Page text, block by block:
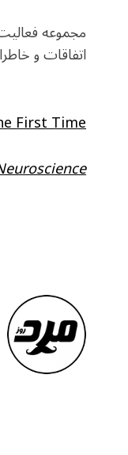
اتفاقات و
First Time